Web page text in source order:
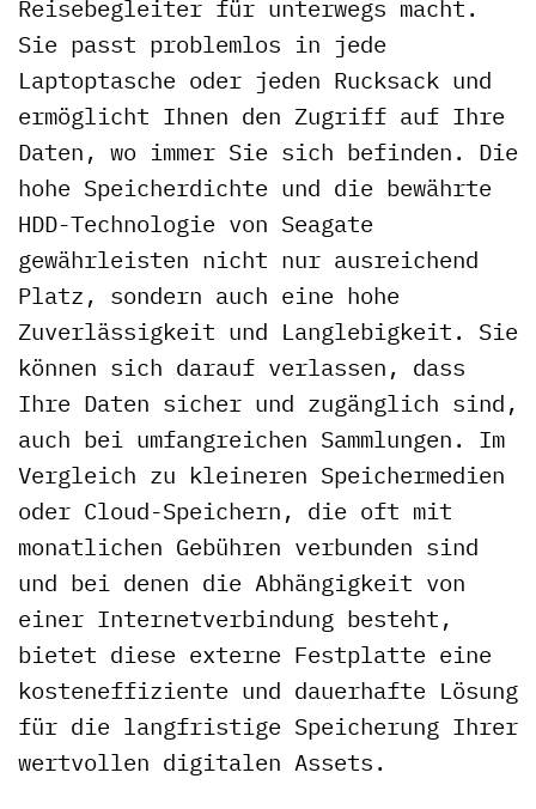
Reisebegleiter für unterwegs macht.
Sie passt problemlos in jede
Laptoptasche oder jeden Rucksack und
ermöglicht Ihnen den Zugriff auf Ihre
Daten, wo immer Sie sich befinden. Die
hohe Speicherdichte und die bewährte
HDD-Technologie von Seagate
gewährleisten nicht nur ausreichend
Platz, sondern auch eine hohe
Zuverlässigkeit und Langlebigkeit. Sie
können sich darauf verlassen, dass
Ihre Daten sicher und zugänglich sind,
auch bei umfangreichen Sammlungen. Im
Vergleich zu kleineren Speichermedien
oder Cloud-Speichern, die oft mit
monatlichen Gebühren verbunden sind
und bei denen die Abhängigkeit von
einer Internetverbindung besteht,
bietet diese externe Festplatte eine
kosteneffiziente und dauerhafte Lösung
für die langfristige Speicherung Ihrer
wertvollen digitalen Assets.